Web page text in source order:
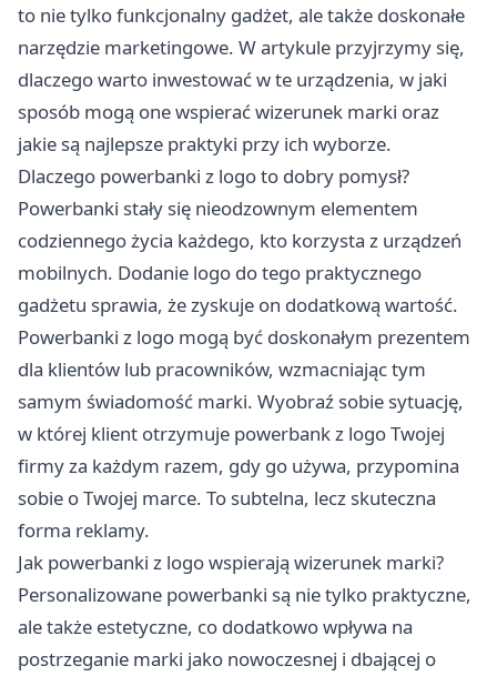
to nie tylko funkcjonalny gadżet, ale także doskonałe
narzędzie marketingowe. W artykule przyjrzymy się,
dlaczego warto inwestować w te urządzenia, w jaki
sposób mogą one wspierać wizerunek marki oraz
jakie są najlepsze praktyki przy ich wyborze.
Dlaczego powerbanki z logo to dobry pomysł?
Powerbanki stały się nieodzownym elementem
codziennego życia każdego, kto korzysta z urządzeń
mobilnych. Dodanie logo do tego praktycznego
gadżetu sprawia, że zyskuje on dodatkową wartość.
Powerbanki z logo mogą być doskonałym prezentem
dla klientów lub pracowników, wzmacniając tym
samym świadomość marki. Wyobraź sobie sytuację,
w której klient otrzymuje powerbank z logo Twojej
firmy za każdym razem, gdy go używa, przypomina
sobie o Twojej marce. To subtelna, lecz skuteczna
forma reklamy.
Jak powerbanki z logo wspierają wizerunek marki?
Personalizowane powerbanki są nie tylko praktyczne,
ale także estetyczne, co dodatkowo wpływa na
postrzeganie marki jako nowoczesnej i dbającej o